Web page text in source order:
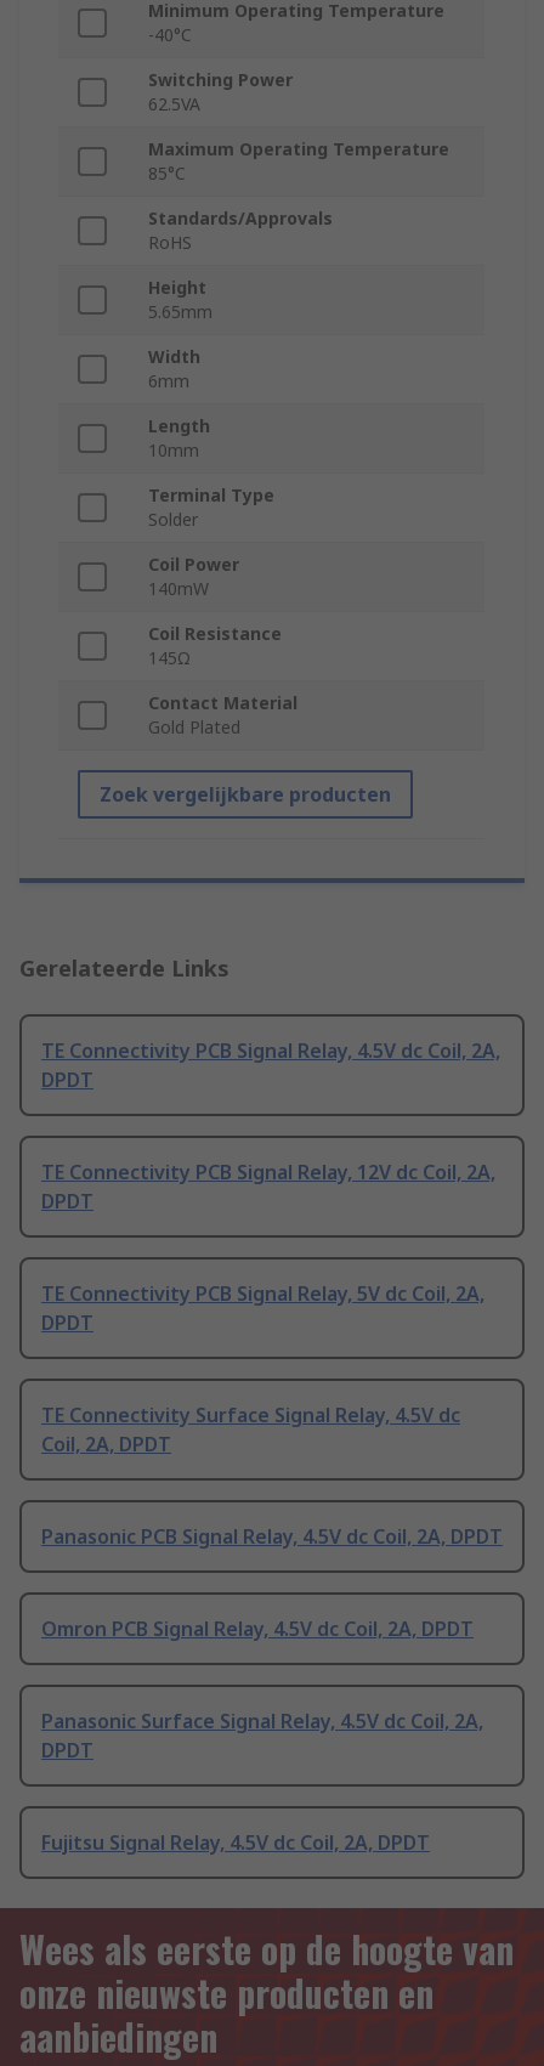
Minimum Operating Temperature
-40°C
Switching Power
62.5VA
Maximum Operating Temperature
85°C
Standards/Approvals
RoHS
Height
5.65mm
Width
6mm
Length
10mm
Terminal Type
Solder
Coil Power
140mW
Coil Resistance
145Ω
Contact Material
Gold Plated
Zoek vergelijkbare producten
Gerelateerde Links
TE Connectivity PCB Signal Relay, 4.5V dc Coil, 2A,
DPDT
TE Connectivity PCB Signal Relay, 12V dc Coil, 2A,
DPDT
TE Connectivity PCB Signal Relay, 5V dc Coil, 2A,
DPDT
TE Connectivity Surface Signal Relay, 4.5V dc
Coil, 2A, DPDT
Panasonic PCB Signal Relay, 4.5V dc Coil, 2A, DPDT
Omron PCB Signal Relay, 4.5V dc Coil, 2A, DPDT
Panasonic Surface Signal Relay, 4.5V dc Coil, 2A,
DPDT
Fujitsu Signal Relay, 4.5V dc Coil, 2A, DPDT
Wees als eerste op de hoogte van
onze nieuwste producten en
aanbiedingen